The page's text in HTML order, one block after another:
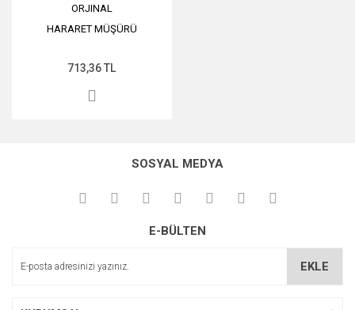
ORJINAL
HARARET MÜŞÜRÜ
713,36 TL
SOSYAL MEDYA
E-BÜLTEN
EKLE